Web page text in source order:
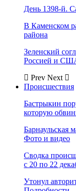
День 1398-й.
В Каменском
района
Зеленский
Россией и
Prev Next
Происшествия
Бастрыкин
которую
Барнаульская
Фото и видео
Сводка
с 20 по 22
Утонул